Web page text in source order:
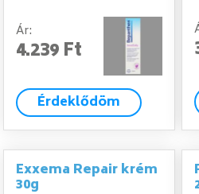
Ár:
4.239 Ft
Érdeklődöm
Exxema Repair krém
30g